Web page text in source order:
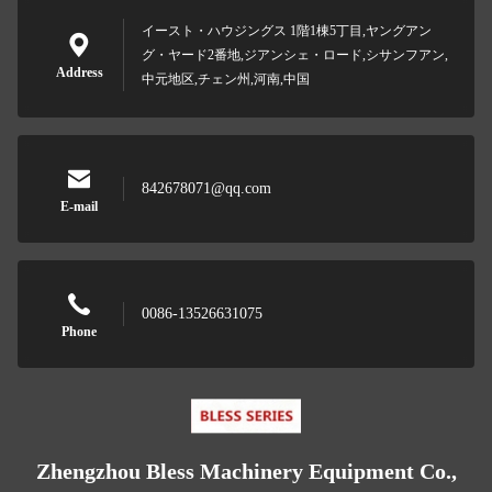
Address
イースト・ハウジングス 1階1棟5丁目,ヤングアン
グ・ヤード2番地,ジアンシェ・ロード,シサンフアン,
中元地区,チェン州,河南,中国
E-mail
842678071@qq.com
Phone
0086-13526631075
Zhengzhou Bless Machinery Equipment Co.,